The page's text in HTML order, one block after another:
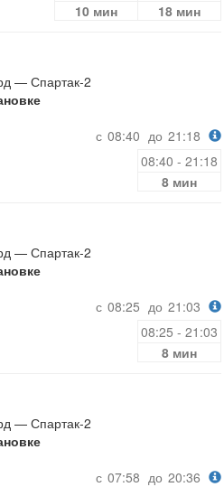
10 мин
18 мин
— Спартак-2
с 08:40 до 21:18
08:40 - 21:18
8 мин
— Спартак-2
с 08:25 до 21:03
08:25 - 21:03
8 мин
— Спартак-2
с 07:58 до 20:36